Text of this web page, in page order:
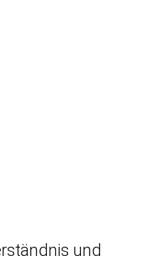
und